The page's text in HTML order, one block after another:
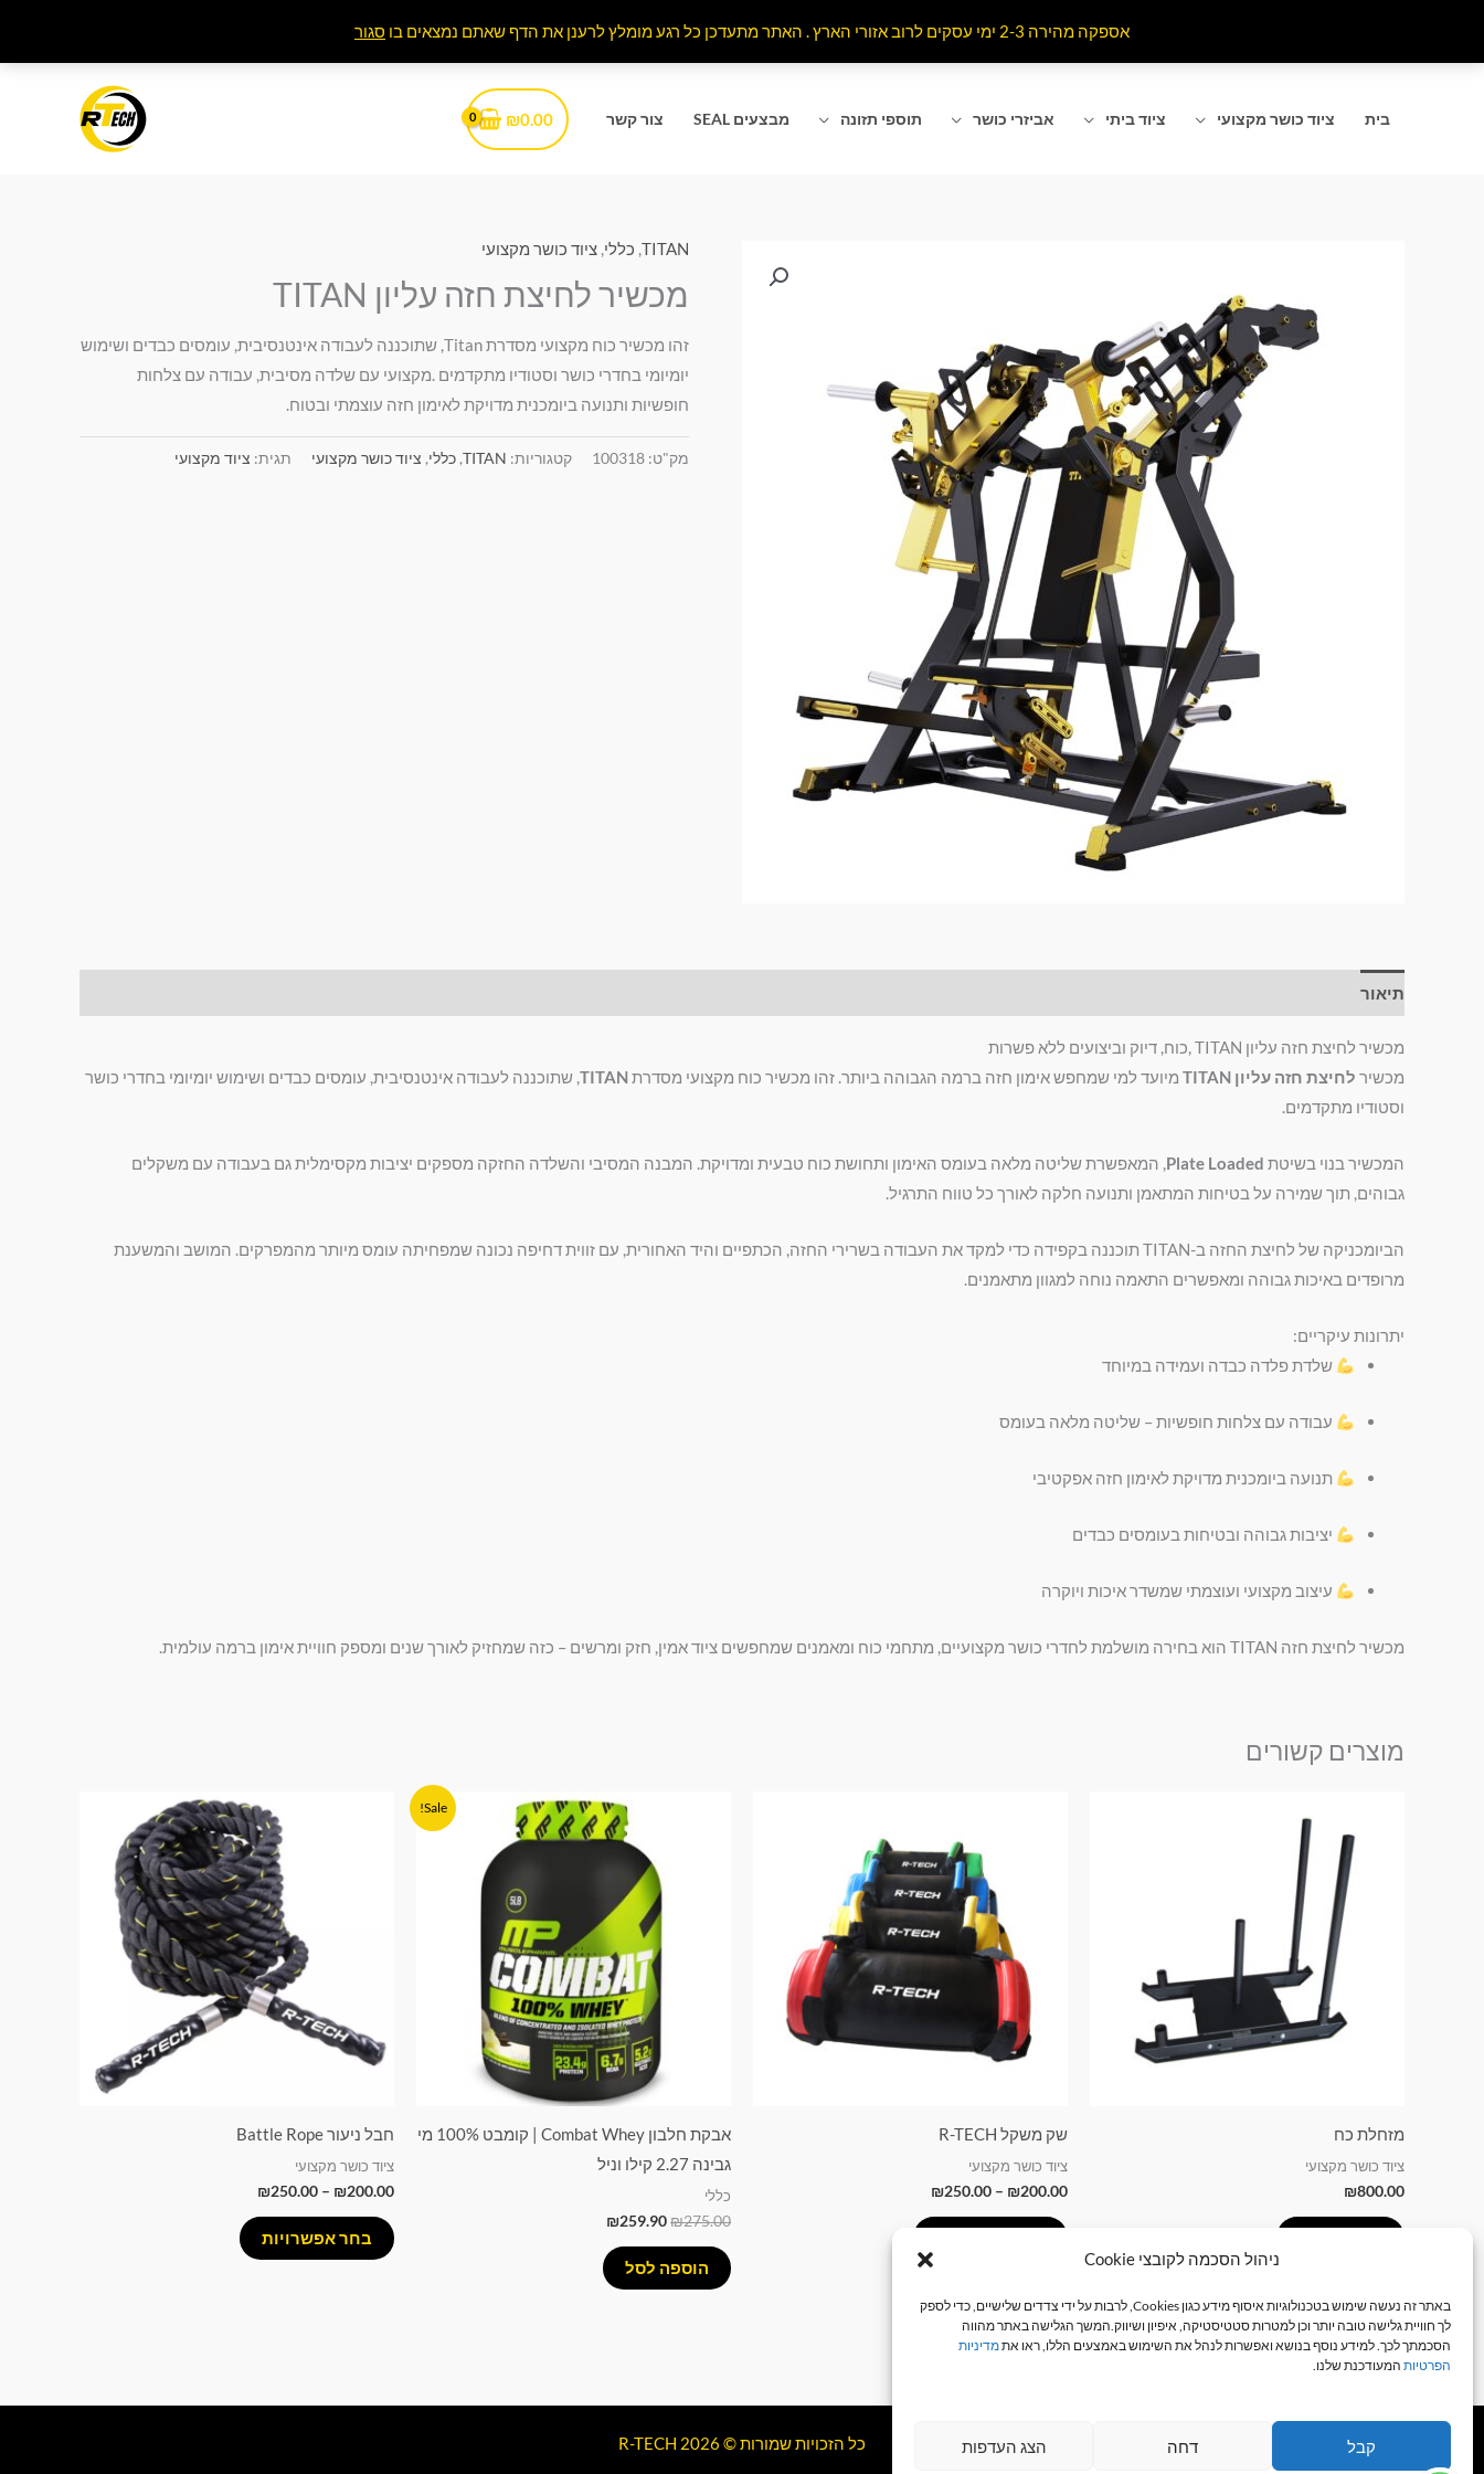
ניהול הסכמה לקובצי Cookie
באתר זה נעשה שימוש בטכנולוגיות איסוף מידע כגון Cookies, לרבות על ידי צדדים שלישיים, כדי לספק
לך חוויית גלישה טובה יותר וכן למטרות סטטיסטיקה, איפיון ושיווק.המשך הגלישה באתר מהווה
הסכמתך לכך. למידע נוסף בנושא ואפשרות לנהל את השימוש באמצעים הללו, ראו אתמדיניות
הפרטיות המעודכנת שלנו.
קבל דחה הצג העדפות
אספקה מהירה 2-3 ימי עסקים לרוב אזורי הארץ . האתר מתעדכן כל רגע מומלץ לרענן את הדף שאתם נמצאים בו סגור
בית ציוד כושר מקצועי ציוד ביתי אביזרי כושר תוספי תזונה מבצעים SEAL צור קשר ₪0.00
TITAN
, כללי, ציוד כושר מקצועי
מכשיר לחיצת חזה עליון TITAN
זהו מכשיר כוח מקצועי מסדרת Titan, שתוכננה לעבודה אינטנסיבית, עומסים כבדים ושימוש
יומיומי בחדרי כושר וסטודיו מתקדמים .מקצועי עם שלדה מסיבית, עבודה עם צלחות
חופשיות ותנועה ביומכנית מדויקת לאימון חזה עוצמתי ובטוח.
מק"ט: 100318 קטגוריות: TITAN
, כללי, ציוד כושר מקצועי תגית: ציוד מקצועי
תיאור
מכשיר לחיצת חזה עליון TITAN ,כוח, דיוק וביצועים ללא פשרות
מכשיר לחיצת חזה עליון TITAN מיועד למי שמחפש אימון חזה ברמה הגבוהה ביותר. זהו מכשיר כוח מקצועי מסדרתTITAN, שתוכננה לעבודה אינטנסיבית, עומסים כבדים ושימוש יומיומי בחדרי כושר
וסטודיו מתקדמים.
המכשיר בנוי בשיטת Plate Loaded, המאפשרת שליטה מלאה בעומס האימון ותחושת כוח טבעית ומדויקת. המבנה המסיבי והשלדה החזקה מספקים יציבות מקסימלית גם בעבודה עם משקלים
גבוהים, תוך שמירה על בטיחות המתאמן ותנועה חלקה לאורך כל טווח התרגיל.
הביומכניקה של לחיצת החזה ב-TITAN תוכננה בקפידה כדי למקד את העבודה בשרירי החזה, הכתפיים והיד האחורית, עם זווית דחיפה נכונה שמפחיתה עומס מיותר מהמפרקים. המושב והמשענת
מרופדים באיכות גבוהה ומאפשרים התאמה נוחה למגוון מתאמנים.
יתרונות עיקריים:
שלדת פלדה כבדה ועמידה במיוחד
עבודה עם צלחות חופשיות – שליטה מלאה בעומס
תנועה ביומכנית מדויקת לאימון חזה אפקטיבי
יציבות גבוהה ובטיחות בעומסים כבדים
עיצוב מקצועי ועוצמתי שמשדר איכות ויוקרה
מכשיר לחיצת חזה TITAN הוא בחירה מושלמת לחדרי כושר מקצועיים, מתחמי כוח ומאמנים שמחפשים ציוד אמין, חזק ומרשים – כזה שמחזיק לאורך שנים ומספק חוויית אימון ברמה עולמית.
מוצרים קשורים
מזחלת כח
ציוד כושר מקצועי
₪800.00
שק משקל R-TECH
ציוד כושר מקצועי
₪200.00
–
₪250.00
עדיש
מספר
סוגים.
ניתן
לבחור
האפשרויות
Sale!
אבקת חלבון Combat Whey | קומבט 100% מי
גבינה 2.27 קילו וניל
כללי
₪275.00
המקורי
₪275.00.
₪259.90
המחיר
הנוכחי
הוא:
הוספה לסל
חבל ניעור Battle Rope
ציוד כושר מקצועי
₪200.00
–
₪250.00
טווח
מחירים:
עד
בחר אפשרויות
למוצר
זה
יש
מספר
סוגים.
ניתן
לבחור
את
האפשרויות
כל הזכויות שמורות © 2026 R-TECH